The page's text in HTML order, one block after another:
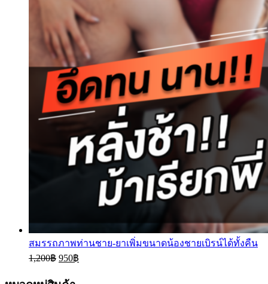
สมรรถภาพท่านชาย-ยาเพิ่มขนาดน้องชายเบิรน์ได้ทั้งคืน
1,200฿ 950฿